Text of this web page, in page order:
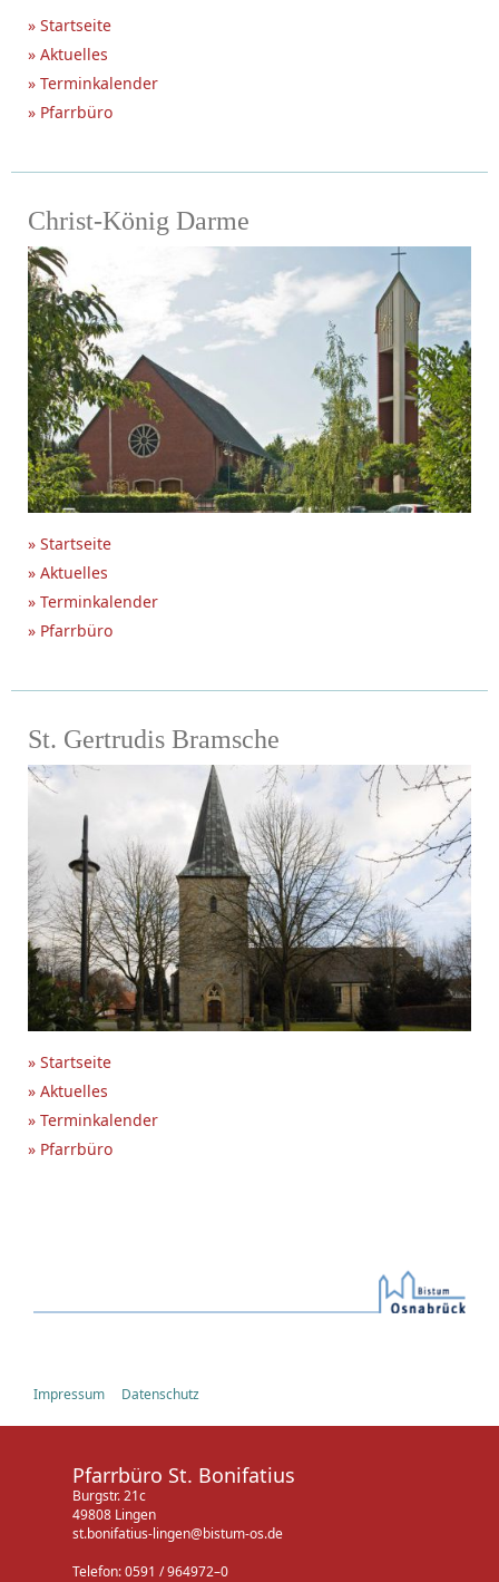
» Startseite
» Aktuelles
» Terminkalender
» Pfarrbüro
Christ-König Darme
» Startseite
» Aktuelles
» Terminkalender
» Pfarrbüro
St. Gertrudis Bramsche
» Startseite
» Aktuelles
» Terminkalender
» Pfarrbüro
Impressum Datenschutz
Pfarrbüro St. Bonifatius
Burgstr. 21c
49808 Lingen
st.bonifatius-lingen@bistum-os.de
Telefon: 0591 / 964972–0